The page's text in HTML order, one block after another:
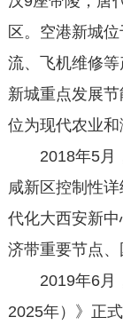
区。空港新城
流、飞机维修
新城重点发展
位为现代农业和
2018年5月，
咸新区控制性
代化大西安新
济带重要节点、
2019年6月，
2025年）》正